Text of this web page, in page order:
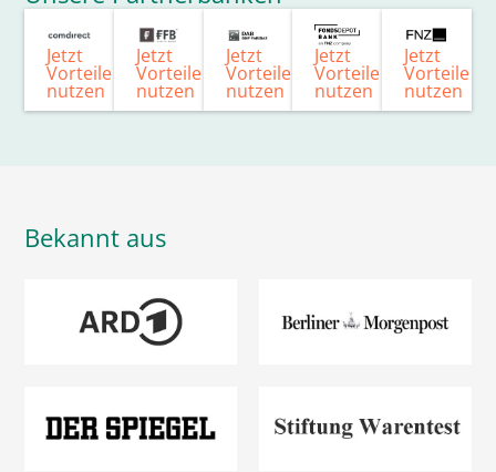
Jetzt
Vorteile
nutzen
Jetzt
Vorteile
nutzen
Jetzt
Vorteile
nutzen
Jetzt
Vorteile
nutzen
Jetzt
Vorteile
nutzen
Bekannt aus